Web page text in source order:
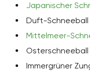
Japanischer
Duft-Schneeball
Mittelmeer-
Osterschneeball
Immergrüner